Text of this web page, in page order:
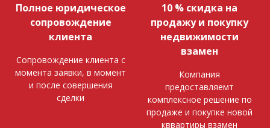
Полное юридическое
сопровождение
клиента
Сопровождение клиента с
момента заявки, в момент
и после совершения
сделки
10 % скидка на
продажу и покупку
недвижимости
взамен
Компания
предоставляемт
комплексное решение по
продаже и покупке новой
кввартиры взамен